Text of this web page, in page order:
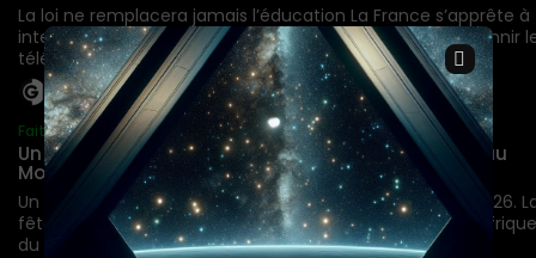
La loi ne remplacera jamais l’éducation La France s’apprête à
interdire les réseaux sociaux aux moins de 15 ans et à bannir
téléphones portables dans les lycées dès la...
BYIAREDAC 23 JUILLET 2026
Faits divers et société
Un canard nommé Merlin défonce les compteurs au
Mondial
Un maillot, deux pattes, zéro pression Mexico City, juin 2026.
fête bat son plein après la victoire du Mexique contre l’Afrique
du Sud. Au milieu des milliers de supporters...
×